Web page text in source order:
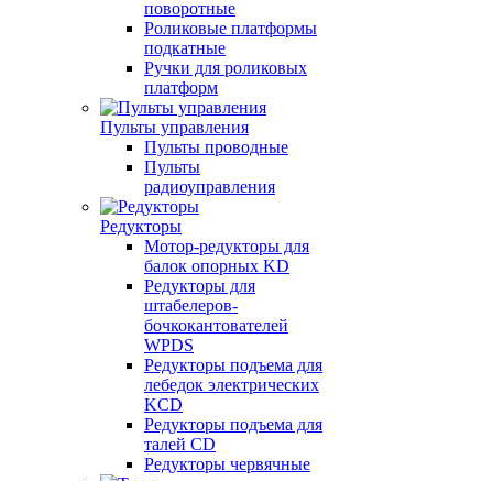
поворотные
Роликовые платформы
подкатные
Ручки для роликовых
платформ
Пульты управления
Пульты проводные
Пульты
радиоуправления
Редукторы
Мотор-редукторы для
балок опорных KD
Редукторы для
штабелеров-
бочкокантователей
WPDS
Редукторы подъема для
лебедок электрических
KCD
Редукторы подъема для
талей CD
Редукторы червячные